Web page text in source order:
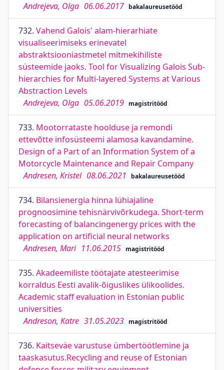
Andrejeva, Olga 06.06.2017 bakalaureusetööd
732. Vahend Galois' alam-hierarhiate
visualiseerimiseks erinevatel
abstraktsiooniastmetel mitmekihiliste
süsteemide jaoks. Tool for Visualizing Galois Sub-
hierarchies for Multi-layered Systems at Various
Abstraction Levels
Andrejeva, Olga 05.06.2019 magistritööd
733. Mootorrataste hoolduse ja remondi
ettevõtte infosüsteemi alamosa kavandamine.
Design of a Part of an Information System of a
Motorcycle Maintenance and Repair Company
Andresen, Kristel 08.06.2021 bakalaureusetööd
734. Bilansienergia hinna lühiajaline
prognoosimine tehisnärvivõrkudega. Short-term
forecasting of balancingenergy prices with the
application on artificial neural networks
Andresen, Mari 11.06.2015 magistritööd
735. Akadeemiliste töötajate atesteerimise
korraldus Eesti avalik-õiguslikes ülikoolides.
Academic staff evaluation in Estonian public
universities
Andreson, Katre 31.05.2023 magistritööd
736. Kaitseväe varustuse ümbertöötlemine ja
taaskasutus.Recycling and reuse of Estonian